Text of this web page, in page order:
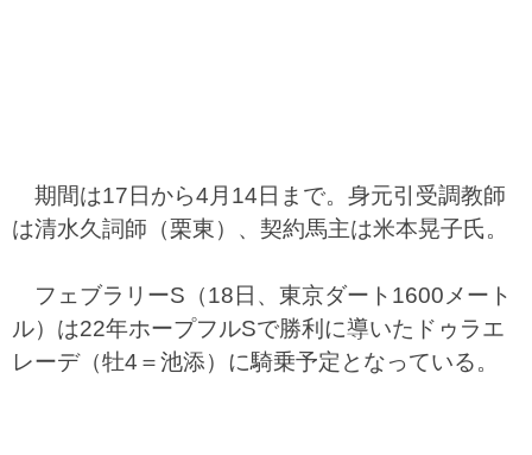
期間は17日から4月14日まで。身元引受調教師
は清水久詞師（栗東）、契約馬主は米本晃子氏。
フェブラリーS（18日、東京ダート1600メート
ル）は22年ホープフルSで勝利に導いたドゥラエ
レーデ（牡4＝池添）に騎乗予定となっている。